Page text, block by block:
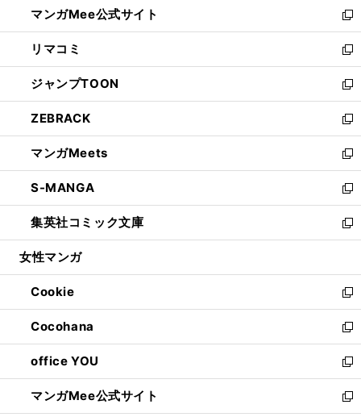
く
ド
ウ
で
開
く
ィ
ン
ド
ウ
で
開
く
い
ウ
ィ
ン
ド
ウ
で
開
く
マンガMee公式サイト
新
し
い
ウ
ィ
ン
ド
ウ
で
開
く
リマコミ
新
し
い
ウ
ィ
ン
ド
ウ
で
開
く
ジャンプTOON
新
し
い
ウ
ィ
ン
ド
ウ
で
開
ZEBRACK
新
し
い
ウ
ィ
ン
ド
ウ
開
く
マンガMeets
新
し
い
ウ
ィ
ン
ウ
で
開
く
S-MANGA
新
し
い
ウ
ン
ド
ウ
で
開
く
集英社コミック文庫
新
し
ウ
ィ
ン
ド
ウ
で
開
く
女性マンガ
Cookie
新
し
い
ウ
ィ
ン
ド
ウ
Cocohana
新
し
い
ウ
ィ
office YOU
新
し
い
マンガMee公式サイト
新